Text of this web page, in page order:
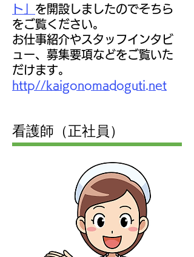
ト」 を開設しましたのでそちら
をご覧ください。
お仕事紹介やスタッフインタビ
ュー、募集要項などをご覧いた
だけます。
http//kaigonomadoguti.net
看護師（正社員）